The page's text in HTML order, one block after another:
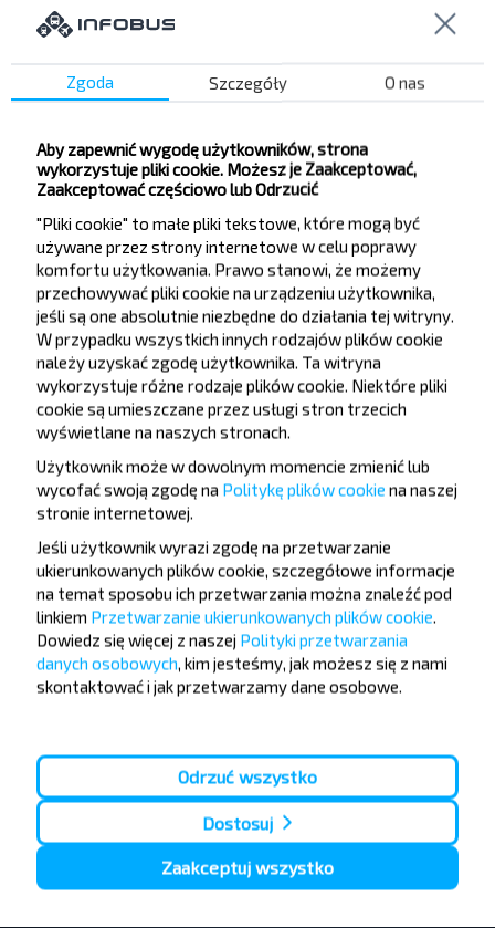
Rozliczenie MTZ
Zvezdnaya str.
Glebkovka
Volmyansky Shlyakh
Michajłow Kut
Petrovsky Lane
Tyulenina str.
Ostrozhsky str.
Dneprovskaya str.
Shady Str.
Zamkovaya str.
Chcesz
podróżować
taniej?
Nie przegap promocji, zniżek i innych ciekawych
ofert od serwisu INFOBUS. Zapisz się do
Zapisz się
Zgoda Szczegóły O nas
Aby zapewnić wygodę użytkowników, strona
wykorzystuje pliki cookie. Możesz je Zaakceptować,
Zaakceptować częściowo lub Odrzucić
"Pliki cookie" to małe pliki tekstowe, które mogą być
używane przez strony internetowe w celu poprawy
komfortu użytkowania. Prawo stanowi, że możemy
przechowywać pliki cookie na urządzeniu użytkownika,
jeśli są one absolutnie niezbędne do działania tej witryny.
W przypadku wszystkich innych rodzajów plików cookie
należy uzyskać zgodę użytkownika. Ta witryna
wykorzystuje różne rodzaje plików cookie. Niektóre pliki
cookie są umieszczane przez usługi stron trzecich
wyświetlane na naszych stronach.
Użytkownik może w dowolnym momencie zmienić lub
wycofać swoją zgodę na Politykę plików cookie na naszej
stronie internetowej.
Jeśli użytkownik wyrazi zgodę na przetwarzanie
ukierunkowanych plików cookie, szczegółowe informacje
na temat sposobu ich przetwarzania można znaleźć pod
linkiem Przetwarzanie ukierunkowanych plików cookie.
Dowiedz się więcej z naszej Polityki przetwarzania
danych osobowych, kim jesteśmy, jak możesz się z nami
skontaktować i jak przetwarzamy dane osobowe.
Odrzuć wszystko
Dostosuj
Zaakceptuj wszystko